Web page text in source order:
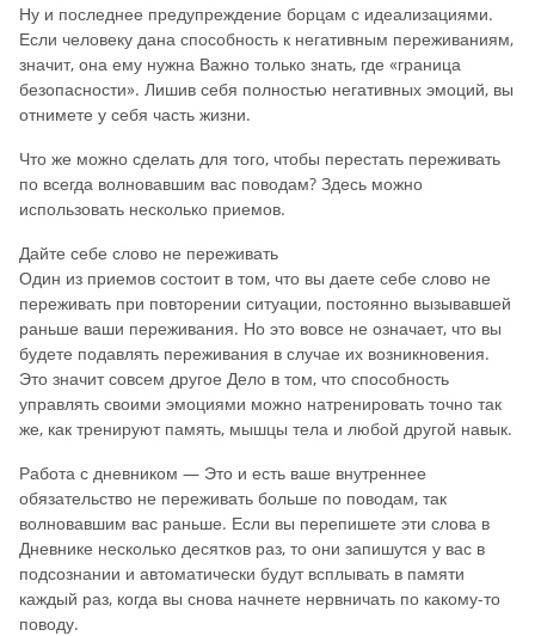
Ну и последнее предупреждение борцам с идеализациями.
Если человеку дана способность к негативным переживаниям,
значит, она ему нужна Важно только знать, где «граница
безопасности». Лишив себя полностью негативных эмоций, вы
отнимете у себя часть жизни.
Что же можно сделать для того, чтобы перестать переживать
по всегда волновавшим вас поводам? Здесь можно
использовать несколько приемов.
Дайте себе слово не переживать
Один из приемов состоит в том, что вы даете себе слово не
переживать при повторении ситуации, постоянно вызывавшей
раньше ваши переживания. Но это вовсе не означает, что вы
будете подавлять переживания в случае их возникновения.
Это значит совсем другое Дело в том, что способность
управлять своими эмоциями можно натренировать точно так
же, как тренируют память, мышцы тела и любой другой навык.
Работа с дневником — Это и есть ваше внутреннее
обязательство не переживать больше по поводам, так
волновавшим вас раньше. Если вы перепишете эти слова в
Дневнике несколько десятков раз, то они запишутся у вас в
подсознании и автоматически будут всплывать в памяти
каждый раз, когда вы снова начнете нервничать по какому-то
поводу.